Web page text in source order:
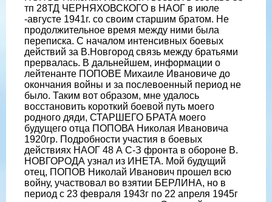
тп 28ТД ЧЕРНЯХОВСКОГО в НАОГ в июле
-августе 1941г. со своим старшим братом. Не
продолжительное время между ними была
переписка. С началом интенсивных боевых
действий за В.Новгород связь между братьями
прервалась. В дальнейшем, информации о
лейтенанте ПОПОВЕ Михаиле Ивановиче до
окончания войны и за послевоенный период не
было. Таким вот образом, мне удалось
восстановить короткий боевой путь моего
родного дяди, СТАРШЕГО БРАТА моего
будущего отца ПОПОВА Николая Ивановича
1920гр. Подробности участия в боевых
действиях НАОГ 48 А С-З фронта в обороне В.
НОВГОРОДА узнал из ИНЕТА. Мой будущий
отец, ПОПОВ Николай Иванович прошел всю
войну, участвовал во взятии БЕРЛИНА, но в
период с 23 февраля 1943г по 22 апреля 1945г